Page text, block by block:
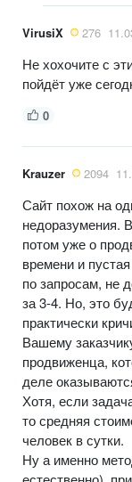
VirusiX 276
Не хохочите с
пойдёт уже
0
Krauzer 2094
Сайт похож на
недоразумения.
потом уже о
времени и
по запросам, не
за 3-4. Но, это
практически
Вашему
продвиженца,
деле
Хотя, если
то средняя
человек в сутки.
Ну а именно